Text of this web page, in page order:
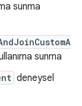
sunma
sunma
deneysel